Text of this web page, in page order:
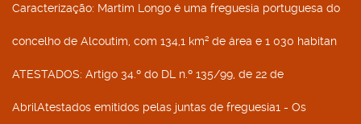
Caracterização: Martim Longo é uma freguesia portuguesa do
concelho de Alcoutim, com 134,1 km² de área e 1 030 habitan
ATESTADOS: Artigo 34.º do DL n.º 135/99, de 22 de
AbrilAtestados emitidos pelas juntas de freguesia1 - Os